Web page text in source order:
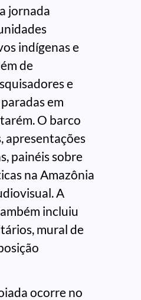
jornada
indígenas e
de
e
em
O barco
apresentações
painéis sobre
na Amazônia
A
incluiu
mural de
ocorre no